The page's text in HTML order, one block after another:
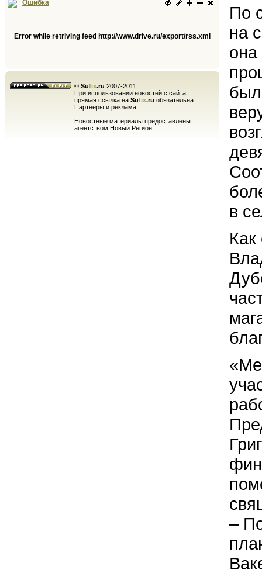
Ошибка
Error while retriving feed http://www.drive.ru/export/rss.xml
© Sufix.ru 2007-2011
При использовании новостей с сайта,
прямая ссылка на Sufix.ru обязательна
Партнеры и реклама:
Новостные материалы предоставлены
агентством Новый Регион
По
на
в
–